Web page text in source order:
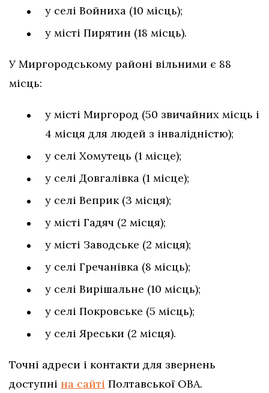
у селі Войниха (10 місць);
у місті Пирятин (18 місць).
У Миргородському районі вільними є 88
місць:
у місті Миргород (50 звичайних місць і
4 місця для людей з інвалідністю);
у селі Хомутець (1 місце);
у селі Довгалівка (1 місце);
у селі Веприк (3 місця);
у місті Гадяч (2 місця);
у місті Заводське (2 місця);
у селі Гречанівка (8 місць);
у селі Вирішальне (10 місць);
у селі Покровське (5 місць);
у селі Яреськи (2 місця).
Точні адреси і контакти для звернень
доступні на сайті Полтавської ОВА.